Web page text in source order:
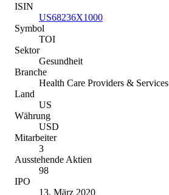
ISIN
US68236X1000
Symbol
TOI
Sektor
Gesundheit
Branche
Health Care Providers & Services
Land
US
Währung
USD
Mitarbeiter
3
Ausstehende Aktien
98
IPO
13. März 2020